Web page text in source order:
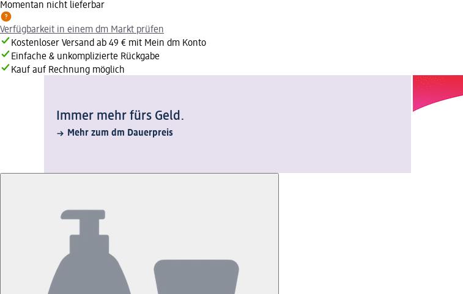
Momentan nicht lieferbar
Verfügbarkeit in einem dm Markt prüfen
Kostenloser Versand ab 49 € mit Mein dm Konto
Einfache & unkomplizierte Rückgabe
Kauf auf Rechnung möglich
Immer mehr fürs Geld.
Mehr zum dm Dauerpreis